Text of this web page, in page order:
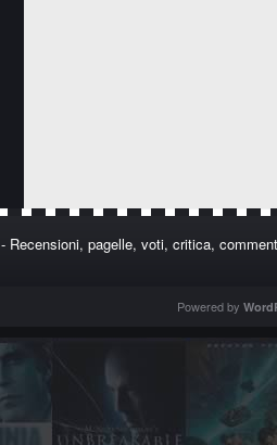
- Recensioni, pagelle, voti, critica,
Powered by